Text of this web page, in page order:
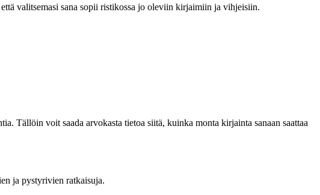
valitsemasi sana sopii ristikossa jo oleviin kirjaimiin ja vihjeisiin.
Tällöin voit saada arvokasta tietoa siitä, kuinka monta kirjainta sanaan saattaa
ja pystyrivien ratkaisuja.